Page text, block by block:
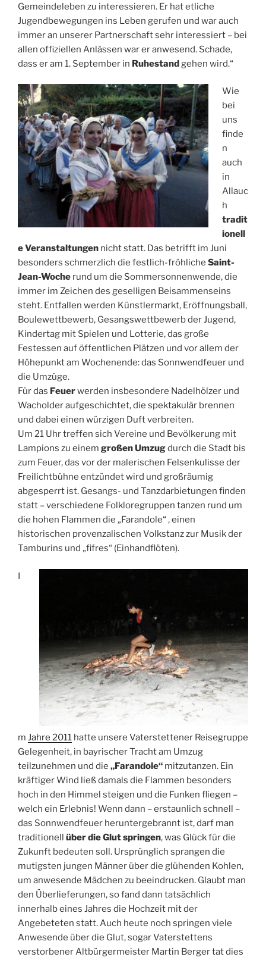
Gemeindeleben zu interessieren. Er hat etliche
Jugendbewegungen ins Leben gerufen und war auch
immer an unserer Partnerschaft sehr interessiert – bei
allen offiziellen Anlässen war er anwesend. Schade,
dass er am 1. September in Ruhestandgehen wird.“
Wie
bei
uns
finde
n
auch
in
Allauc
h
tradit
ionell
e Veranstaltungen nicht statt. Das betrifft im Juni
besonders schmerzlich die festlich-fröhliche Saint-
Jean-Woche rund um die Sommersonnenwende, die
immer im Zeichen des geselligen Beisammenseins
steht. Entfallen werden Künstlermarkt, Eröffnungsball,
Boulewettbewerb, Gesangswettbewerb der Jugend,
Kindertag mit Spielen und Lotterie, das große
Festessen auf öffentlichen Plätzen und vor allem der
Höhepunkt am Wochenende: das Sonnwendfeuer und
die Umzüge.
Für das Feuerwerden insbesondere Nadelhölzer und
Wacholder aufgeschichtet, die spektakulär brennen
und dabei einen würzigen Duft verbreiten.
Um 21 Uhr treffen sich Vereine und Bevölkerung mit
Lampions zu einem großen Umzugdurch die Stadt bis
zum Feuer, das vor der malerischen Felsenkulisse der
Freilichtbühne entzündet wird und großräumig
abgesperrt ist. Gesangs- und Tanzdarbietungen finden
statt – verschiedene Folkloregruppen tanzen rund um
die hohen Flammen die „Farandole“ , einen
historischen provenzalischen Volkstanz zur Musik der
Tamburins und „fifres“ (Einhandflöten).
I
m Jahre 2011 hatte unsere Vaterstettener Reisegruppe
Gelegenheit, in bayrischer Tracht am Umzug
teilzunehmen und die „Farandole“ mitzutanzen. Ein
kräftiger Wind ließ damals die Flammen besonders
hoch in den Himmel steigen und die Funken fliegen –
welch ein Erlebnis! Wenn dann – erstaunlich schnell –
das Sonnwendfeuer heruntergebrannt ist, darf man
traditionell über die Glut springen, was Glück für die
Zukunft bedeuten soll. Ursprünglich sprangen die
mutigsten jungen Männer über die glühenden Kohlen,
um anwesende Mädchen zu beeindrucken. Glaubt man
den Überlieferungen, so fand dann tatsächlich
innerhalb eines Jahres die Hochzeit mit der
Angebeteten statt. Auch heute noch springen viele
Anwesende über die Glut, sogar Vaterstettens
verstorbener Altbürgermeister Martin Berger tat dies